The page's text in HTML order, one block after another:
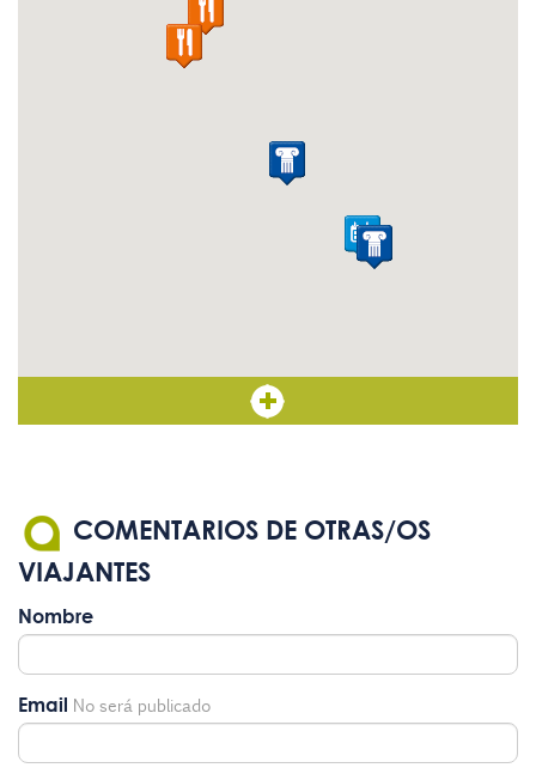
COMENTARIOS DE OTRAS/OS
VIAJANTES
Nombre
Email No será publicado